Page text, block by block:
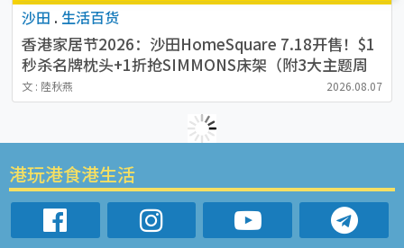
沙田 . 生活百货
香港家居节2026：沙田HomeSquare 7.18开售！$1
秒杀名牌枕头+1折抢SIMMONS床架（附3大主题周
必抢清单）
文 : 陸秋燕 2026.08.07
港玩港食港生活